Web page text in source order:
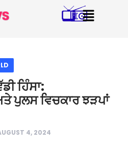
ਹਿੰਸਾ:
ਪੁਲਸ ਵਿਚਕਾਰ ਝੜਪਾਂ
4, 2024